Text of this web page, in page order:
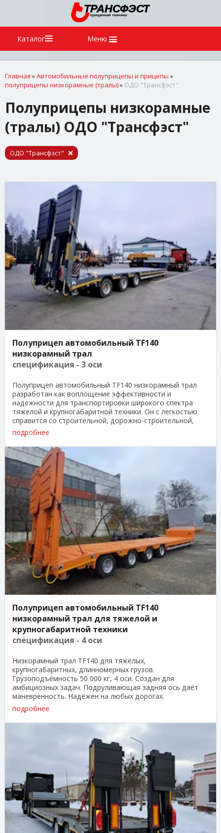
Каталог Меню
Главная »Автомобильные полуприцепы и прицепы »
полуприцепы низкорамные (тралы)» ОДО "Трансфэст"
Полуприцепы низкорамные
(тралы) ОДО "Трансфэст"
ОДО "Трансфэст"
Полуприцеп автомобильный TF140
низкорамный трал
спецификация - 3 оси
Полуприцеп автомобильный TF140 низкорамный трал
разработан как воплощение эффективности и
надежности для транспортировки широкого спектра
тяжелой и крупногабаритной техники. Он с легкостью
справится со строительной, дорожно-строительной,
лесной, ...
подробнее
Полуприцеп автомобильный TF140
низкорамный трал для тяжелой и
крупногабаритной техники
спецификация - 4 оси
Низкорамный трал TF140 для тяжёлых,
крупногабаритных, длинномерных грузов.
Грузоподъёмность 50 000 кг, 4 оси. Создан для
амбициозных задач. Подруливающая задняя ось даёт
маневренность. Надёжен на любых дорогах.
Гарантирует безопасность, стабильность ...
подробнее